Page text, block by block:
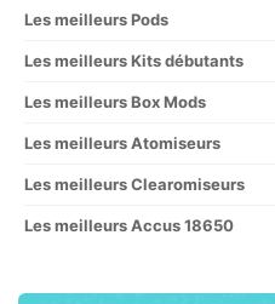
Les meilleurs Pods
Les meilleurs Kits débutants
Les meilleurs Box Mods
Les meilleurs Atomiseurs
Les meilleurs Clearomiseurs
Les meilleurs Accus 18650